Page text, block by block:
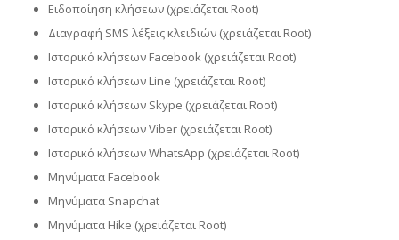
Ειδοποίηση κλήσεων (χρειάζεται Root)
Διαγραφή SMS λέξεις κλειδιών (χρειάζεται Root)
Ιστορικό κλήσεων Facebook (χρειάζεται Root)
Ιστορικό κλήσεων Line (χρειάζεται Root)
Ιστορικό κλήσεων Skype (χρειάζεται Root)
Ιστορικό κλήσεων Viber (χρειάζεται Root)
Ιστορικό κλήσεων WhatsApp (χρειάζεται Root)
Μηνύματα Facebook
Μηνύματα Snapchat
Μηνύματα Hike (χρειάζεται Root)